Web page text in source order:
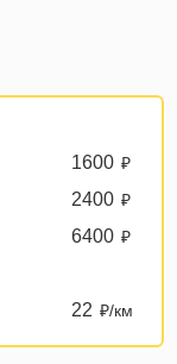
1600 ₽
2400 ₽
6400 ₽
22 ₽/км